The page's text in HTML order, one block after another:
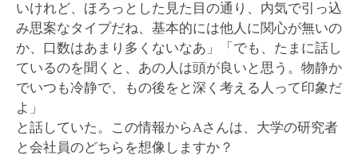
いけれど、ほろっとした見た目の通り、内気で引っ込
み思案なタイプだね、基本的には他人に関心が無いの
か、口数はあまり多くないなあ」「でも、たまに話し
ているのを聞くと、あの人は頭が良いと思う。物静か
でいつも冷静で、もの後をと深く考える人って印象だ
よ」
と話していた。この情報からAさんは、大学の研究者
と会社員のどちらを想像しますか？